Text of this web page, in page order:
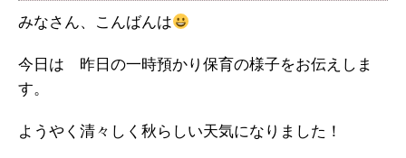
みなさん、こんばんは
今日は 昨日の一時預かり保育の様子をお伝えしま
す。
ようやく清々しく秋らしい天気になりました！